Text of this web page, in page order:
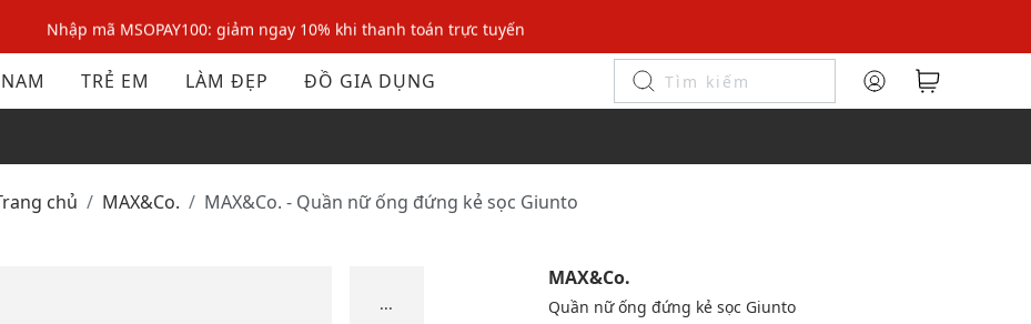
Nhập mã MSOPAY100: giảm ngay 10% khi thanh toán trực tuyến
Nhập mã: MSOXINCHAO - Giảm 10% đơn đầu cho thành viên mới!
Nhập mã MSOPAY100: giảm ngay 10% khi thanh toán trực tuyến
NAM TRẺ EM LÀM ĐẸP ĐỒ GIA DỤNG
Trang chủ MAX&Co. MAX&Co. - Quần nữ ống đứng kẻ sọc Giunto
...
MAX&Co.
Quần nữ ống đứng kẻ sọc Giunto